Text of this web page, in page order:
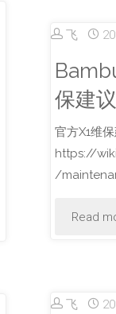
飞
保建议
官方X1维保
https://
/
Read
飞